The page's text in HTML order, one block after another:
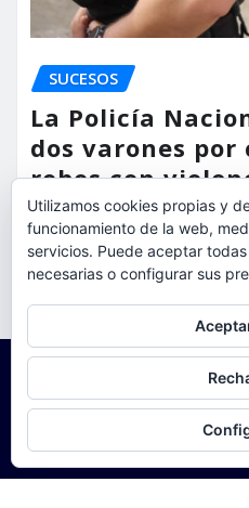
SUCESOS
La Policía
dos varones
robos con
misma mañana
torrent al dia
Utilizamos cookies propias y
funcionamiento de la web,
servicios. Puede aceptar
necesarias o configurar sus
Para obtener más información,